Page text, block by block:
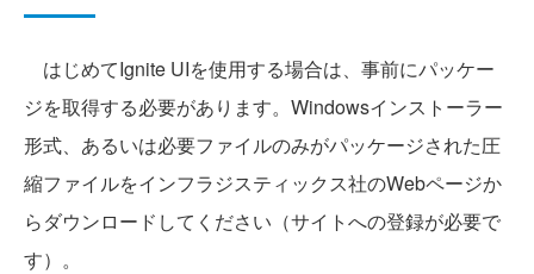
はじめてIgnite UIを使用する場合は、事前にパッケー
ジを取得する必要があります。Windowsインストーラー
形式、あるいは必要ファイルのみがパッケージされた圧
縮ファイルをインフラジスティックス社のWebページか
らダウンロードしてください（サイトへの登録が必要で
す）。